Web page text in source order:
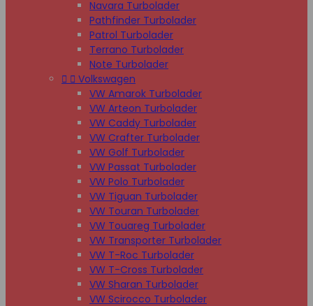
Navara Turbolader
Pathfinder Turbolader
Patrol Turbolader
Terrano Turbolader
Note Turbolader
  Volkswagen
VW Amarok Turbolader
VW Arteon Turbolader
VW Caddy Turbolader
VW Crafter Turbolader
VW Golf Turbolader
VW Passat Turbolader
VW Polo Turbolader
VW Tiguan Turbolader
VW Touran Turbolader
VW Touareg Turbolader
VW Transporter Turbolader
VW T-Roc Turbolader
VW T-Cross Turbolader
VW Sharan Turbolader
VW Scirocco Turbolader